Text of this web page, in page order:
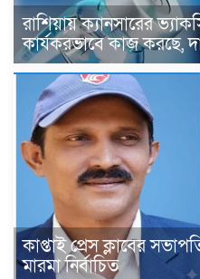
রাশিয়ায় ক্যানসারের
কার্যকরভাবে কাজ করছে,
কাপ্তাই প্রেস ক্লাবের
মারমা নির্বাচিত